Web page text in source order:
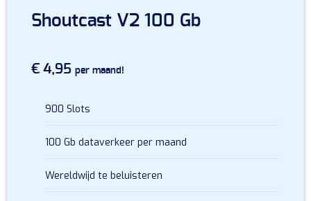
Shoutcast V2 100 Gb
€ 4,95 per maand!
900 Slots
100 Gb dataverkeer per maand
Wereldwijd te beluisteren